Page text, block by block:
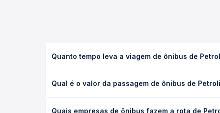
Quanto tempo leva a viagem de ônibus de
condições de tráfego. Na Quero Passagem você
Qual é o valor da passagem de ônibus de
antecedência da compra. Na Quero Passagem
Quais empresas de ônibus fazem a rota de